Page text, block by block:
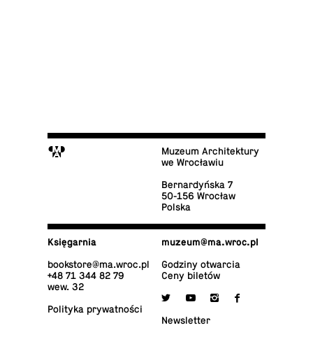
M
Muzeum Architektury
we Wrocławiu
Ber­nar­dyń­ska 7
50-156 Wrocław
Polska
Księ­gar­nia
bo­ok­sto­re@​ma.​wroc.​pl
+48 71 344 82 79
wew. 32
Po­li­ty­ka prywatności
muzeum@​ma.​wroc.​pl
Godziny otwarcia
Ceny biletów
 y i f
New­slet­ter